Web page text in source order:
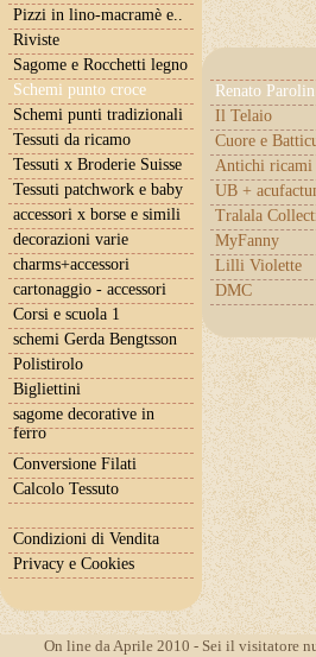
Pizzi in lino-macramè e..
Riviste
Sagome e Rocchetti legno
Schemi punto croce
Renato Parolin
Il Telaio
Cuore e
Antichi ricami
UB +
Tralala
MyFanny
Lilli Violette
DMC
Schemi punti tradizionali
Tessuti da ricamo
Tessuti x Broderie Suisse
Tessuti patchwork e baby
accessori x borse e simili
decorazioni varie
charms+accessori
cartonaggio - accessori
Corsi e scuola 1
schemi Gerda Bengtsson
Polistirolo
Bigliettini
sagome decorative in
ferro
Conversione Filati
Calcolo Tessuto
Condizioni di Vendita
Privacy e Cookies
On line da Aprile 2010 - Sei il visitatore